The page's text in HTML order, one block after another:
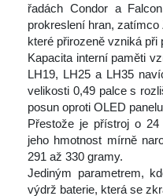
řadách Condor a
prokreslení hran,
které přirozeně vzniká při
Kapacita interní paměti
LH19, LH25 a LH35
velikosti 0,49 palce s
posun oproti OLED
Přestože je přístroj o
jeho hmotnost mírně
291 až 330 gramy.
Jediným parametrem,
výdrž baterie, která se